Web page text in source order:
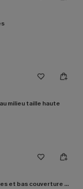
milieu taille haute
Bikini noir bretelles ajustables et bas couverture classique